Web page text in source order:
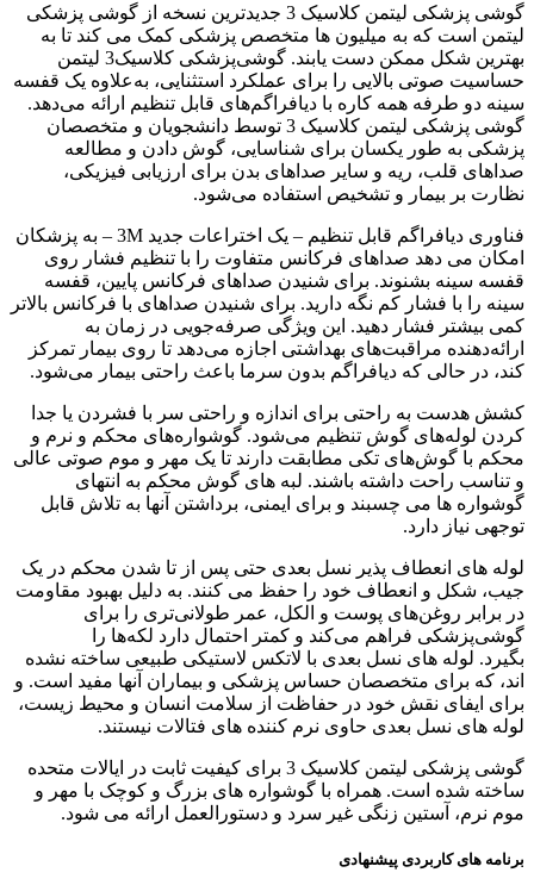
گوشی پزشکی لیتمن کلاسیک 3 جدیدترین نسخه از گوشی پزشکی
لیتمن است که به میلیون ها متخصص پزشکی کمک می کند تا به
بهترین شکل ممکن دست یابند. گوشی‌پزشکی کلاسیک3 لیتمن
حساسیت صوتی بالایی را برای عملکرد استثنایی، به‌علاوه یک قفسه
سینه دو طرفه همه کاره با دیافراگم‌های قابل تنظیم ارائه می‌دهد.
گوشی‌ پزشکی لیتمن کلاسیک 3 توسط دانشجویان و متخصصان
پزشکی به طور یکسان برای شناسایی، گوش دادن و مطالعه
صداهای قلب، ریه و سایر صداهای بدن برای ارزیابی فیزیکی،
نظارت بر بیمار و تشخیص استفاده می‌شود.
فناوری دیافراگم قابل تنظیم – یک اختراعات جدید 3M – به پزشکان
امکان می دهد صداهای فرکانس متفاوت را با تنظیم فشار روی
قفسه سینه بشنوند. برای شنیدن صداهای فرکانس پایین، قفسه
سینه را با فشار کم نگه دارید. برای شنیدن صداهای با فرکانس بالاتر
کمی بیشتر فشار دهید. این ویژگی صرفه‌جویی در زمان به
ارائه‌دهنده مراقبت‌های بهداشتی اجازه می‌دهد تا روی بیمار تمرکز
کند، در حالی که دیافراگم بدون سرما باعث راحتی بیمار می‌شود.
کشش هدست به راحتی برای اندازه و راحتی سر با فشردن یا جدا
کردن لوله‌های گوش تنظیم می‌شود. گوشواره‌های محکم و نرم و
محکم با گوش‌های تکی مطابقت دارند تا یک مهر و موم صوتی عالی
و تناسب راحت داشته باشند. لبه های گوش محکم به انتهای
گوشواره ها می چسبند و برای ایمنی، برداشتن آنها به تلاش قابل
توجهی نیاز دارد.
لوله های انعطاف پذیر نسل بعدی حتی پس از تا شدن محکم در یک
جیب، شکل و انعطاف خود را حفظ می کنند. به دلیل بهبود مقاومت
در برابر روغن‌های پوست و الکل، عمر طولانی‌تری را برای
گوشی‌پزشکی فراهم می‌کند و کمتر احتمال دارد لکه‌ها را
بگیرد. لوله های نسل بعدی با لاتکس لاستیکی طبیعی ساخته نشده
اند، که برای متخصصان حساس پزشکی و بیماران آنها مفید است. و
برای ایفای نقش خود در حفاظت از سلامت انسان و محیط زیست،
لوله های نسل بعدی حاوی نرم کننده های فتالات نیستند.
گوشی پزشکی لیتمن کلاسیک 3 برای کیفیت ثابت در ایالات متحده
ساخته شده است. همراه با گوشواره های بزرگ و کوچک با مهر و
موم نرم، آستین زنگی غیر سرد و دستورالعمل ارائه می شود.
برنامه های کاربردی پیشنهادی